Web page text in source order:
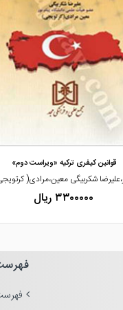
قوانین کیفری ترکیه «ویراست دوم»
شکربیگی معین،مرادی(
۳۳۰۰۰۰۰ ریال